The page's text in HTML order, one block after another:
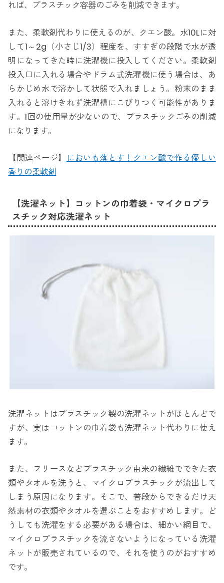
れば、プラスチック容器のごみを削減できます。
また、柔軟剤代わりに使えるのが、クエン酸。水10Lに対
して1～2g（小さじ1/3）程度を、すすぎの段階で水が透
明になってきた時に洗濯機に投入してください。柔軟剤
投入口に入れる場合やドラム式洗濯機に使う場合は、あ
らかじめ水で溶かして状態で入れましょう。粉末のまま
入れると溶けきれず洗濯槽にこびりつく可能性がありま
す。1回の使用量が少ないので、プラスチックごみの削減
になります。
【関連ページ】 においも落とす！クエン酸で作る優しい
香りの柔軟剤
【洗濯ネット】コットンの巾着袋・マイクロプラ
スチック対応洗濯ネット
洗濯ネットはプラスチック製の洗濯ネットがほとんどで
すが、実はコットンの巾着袋も洗濯ネット代わりに使え
ます。
また、フリースなどプラスチック由来の繊維でできた衣
類やタオルを洗うと、マイクロプラスチックが流出して
しまう原因になります。そこで、普段からできるだけ天
然素材の衣類やタオルを選ぶことをおすすめします。ど
うしても洗濯をする必要がある場合は、細かい網目で、
マイクロプラスチックを流さないようになっている洗濯
ネットが販売されているので、それを使うのがおすすめ
です。